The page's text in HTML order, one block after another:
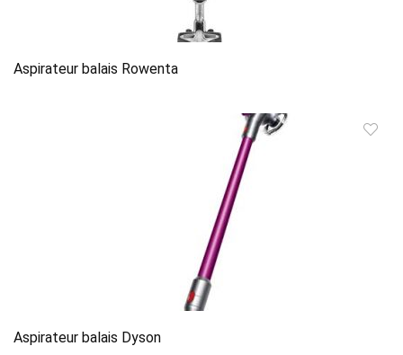
Aspirateur balais Rowenta
Aspirateur balais Dyson